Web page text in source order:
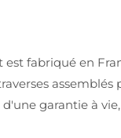
fabriqué en
assemblés
garantie à